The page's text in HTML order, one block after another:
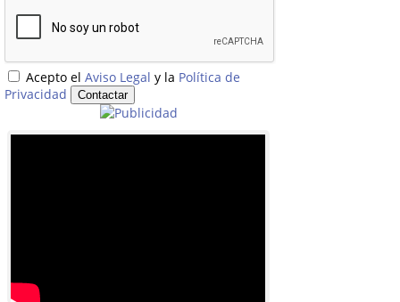
Acepto el Aviso Legal y la Política de
Privacidad